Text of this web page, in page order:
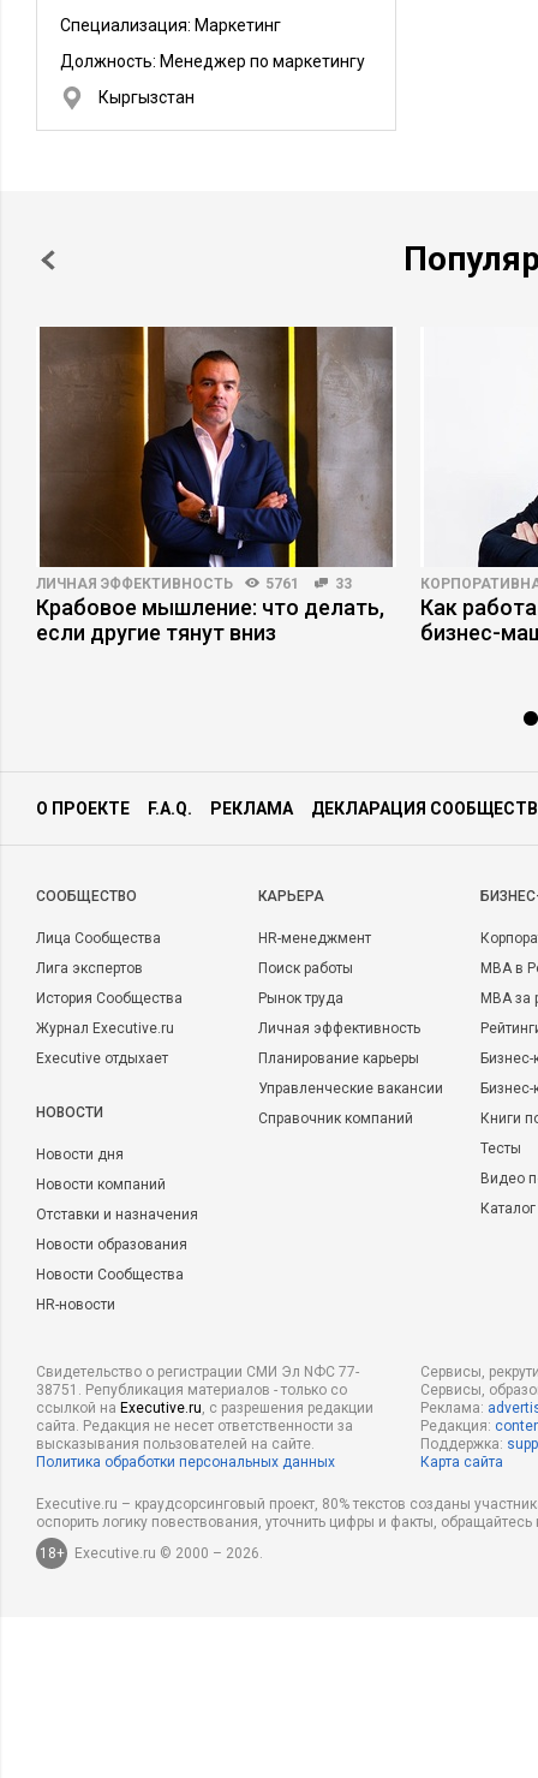
Специализация: Маркетинг
Должность: Менеджер по маркетингу
Кыргызстан
ЛИЧНАЯ ЭФФЕКТИВНОСТЬ 5761 33
Крабовое мышление: что делать,
если другие тянут вниз
Как
бизнес-
О ПРОЕКТЕ F.A.Q. РЕКЛАМА ДЕКЛАРАЦИЯ
CООБЩЕСТВО
Лица Сообщества
Лига экспертов
История Сообщества
Журнал Executive.ru
Executive отдыхает
НОВОСТИ
Новости дня
Новости компаний
Отставки и назначения
Новости образования
Новости Сообщества
HR-новости
КАРЬЕРА
HR-менеджмент
Поиск работы
Рынок труда
Личная эффективность
Планирование карьеры
Управленческие вакансии
Справочник компаний
MBA в
MBA
Бизнес-
Книги
Тесты
Видео
Свидетельство о регистрации СМИ Эл NФС 77-
38751. Републикация материалов - только со
ссылкой на Executive.ru, с разрешения редакции
сайта. Редакция не несет ответственности за
высказывания пользователей на сайте.
Политика обработки персональных данных
Сервисы,
Сервисы,
Реклама:
Редакция:
Поддержка:
Карта сайта
Executive.ru – краудсорсинговый проект, 80% текстов созданы
оспорить логику повествования, уточнить цифры и факты,
18+
Executive.ru © 2000 – 2026.